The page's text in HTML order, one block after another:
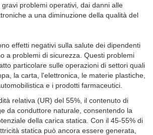
problemi operativi, dai danni alle
a una diminuzione della qualità del
effetti negativi sulla salute dei dipendenti
a problemi di sicurezza. Questi problemi
particolare sulle operazioni di settori quali
la carta, l'elettronica, le materie plastiche,
e i prodotti farmaceutici.
relativa (UR) del 55%, il contenuto di
da conduttore naturale, consentendo la
della carica statica. Con il 45-55% di
statica può ancora essere generata,